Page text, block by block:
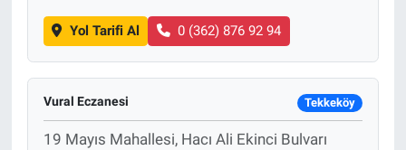
Yol Tarifi Al 0 (362) 876 92 94
Vural Eczanesi Tekkeköy
19 Mayıs Mahallesi, Hacı Ali Ekinci Bulvarı